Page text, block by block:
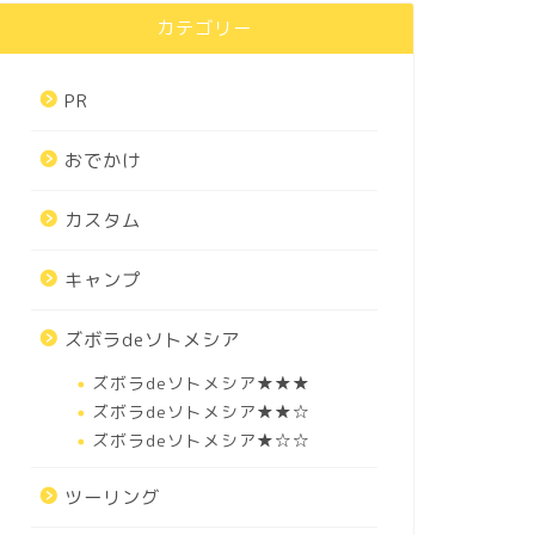
カテゴリー
PR
おでかけ
カスタム
キャンプ
ズボラdeソトメシア
ズボラdeソトメシア★★★
ズボラdeソトメシア★★☆
ズボラdeソトメシア★☆☆
ツーリング